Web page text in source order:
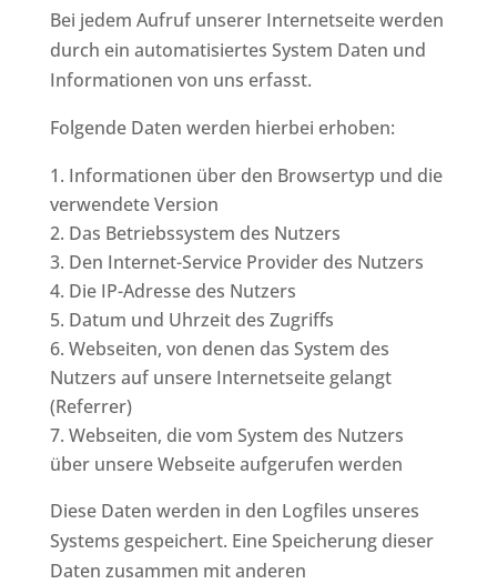
Bei jedem Aufruf unserer Internetseite werden
durch ein automatisiertes System Daten und
Informationen von uns erfasst.
Folgende Daten werden hierbei erhoben:
Informationen über den Browsertyp und die
verwendete Version
Das Betriebssystem des Nutzers
Den Internet-Service Provider des Nutzers
Die IP-Adresse des Nutzers
Datum und Uhrzeit des Zugriffs
Webseiten, von denen das System des
Nutzers auf unsere Internetseite gelangt
(Referrer)
Webseiten, die vom System des Nutzers
über unsere Webseite aufgerufen werden
Diese Daten werden in den Logfiles unseres
Systems gespeichert. Eine Speicherung dieser
Daten zusammen mit anderen